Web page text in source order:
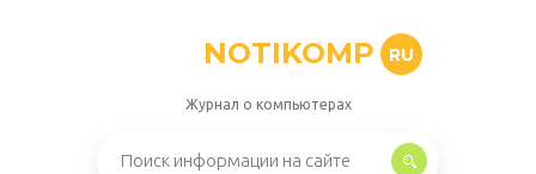
NOTIKOMP RU
Журнал о компьютерах